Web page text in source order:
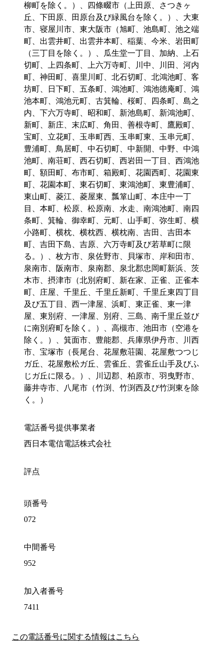
柳町を除く。）、四條畷市（上田原、さつきヶ
丘、下田原、田原台及び緑風台を除く。）、大東
市、寝屋川市、東大阪市（旭町、池島町、池之端
町、出雲井町、出雲井本町、稲葉、今米、岩田町
（三丁目を除く。）、瓜生堂一丁目、加納、上石
切町、上四条町、上六万寺町、川中、川田、河内
町、神田町、喜里川町、北石切町、北鴻池町、客
坊町、日下町、五条町、鴻池町、鴻池徳庵町、鴻
池本町、鴻池元町、古箕輪、桜町、四条町、島之
内、下六万寺町、昭和町、新池島町、新鴻池町、
新町、新庄、末広町、角田、善根寺町、鷹殿町、
宝町、立花町、玉串町西、玉串町東、玉串元町、
豊浦町、鳥居町、中石切町、中新開、中野、中鴻
池町、南荘町、西石切町、西岩田一丁目、西鴻池
町、額田町、布市町、箱殿町、花園西町、花園東
町、花園本町、東石切町、東鴻池町、東豊浦町、
東山町、菱江、菱屋東、瓢箪山町、本庄中一丁
目、本町、松原、松原南、水走、南鴻池町、南四
条町、箕輪、御幸町、元町、山手町、弥生町、横
小路町、横枕、横枕西、横枕南、吉田、吉田本
町、吉田下島、吉原、六万寺町及び若草町に限
る。）、枚方市、泉佐野市、貝塚市、岸和田市、
泉南市、阪南市、泉南郡、泉北郡忠岡町新浜、茨
木市、摂津市（北別府町、新在家、正雀、正雀本
町、庄屋、千里丘、千里丘新町、千里丘東四丁目
及び五丁目、西一津屋、浜町、東正雀、東一津
屋、東別府、一津屋、別府、三島、南千里丘並び
に南別府町を除く。）、高槻市、池田市（空港を
除く。）、箕面市、豊能郡、兵庫県伊丹市、川西
市、宝塚市（長尾台、花屋敷荘園、花屋敷つつじ
ガ丘、花屋敷松ガ丘、雲雀丘、雲雀丘山手及びふ
じガ丘に限る。）、川辺郡、柏原市、羽曳野市、
藤井寺市、八尾市（竹渕、竹渕西及び竹渕東を除
く。）
電話番号提供事業者
西日本電信電話株式会社
評点
頭番号
072
中間番号
952
加入者番号
7411
この電話番号に関する情報はこちら